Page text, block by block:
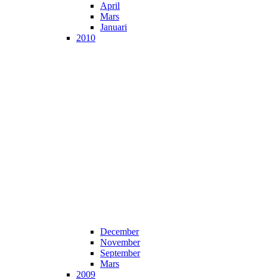
April
Mars
Januari
2010
December
November
September
Mars
2009